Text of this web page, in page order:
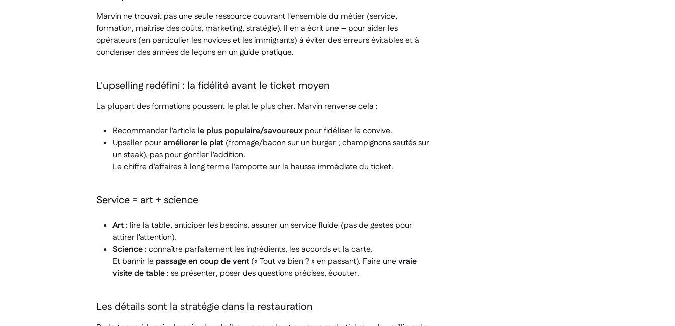
Marvin ne trouvait pas une seule ressource couvrant l'ensemble du métier (service,
formation, maîtrise des coûts, marketing, stratégie). Il en a écrit une – pour aider les
opérateurs (en particulier les novices et les immigrants) à éviter des erreurs évitables et à
condenser des années de leçons en un guide pratique.
L'upselling redéfini : la fidélité avant le ticket moyen
La plupart des formations poussent le plat le plus cher. Marvin renverse cela :
Recommander l'article le plus populaire/savoureux pour fidéliser le convive.
Upseller pouraméliorer le plat (fromage/bacon sur un burger ; champignons sautés sur
un steak), pas pour gonfler l'addition.
Le chiffre d'affaires à long terme l'emporte sur la hausse immédiate du ticket.
Service = art + science
Art : lire la table, anticiper les besoins, assurer un service fluide (pas de gestes pour
attirer l'attention).
Science :connaître parfaitement les ingrédients, les accords et la carte.
Et bannir le passage en coup de vent (« Tout va bien ? » en passant). Faire unevraie
visite de table : se présenter, poser des questions précises, écouter.
Les détails sont la stratégie dans la restauration